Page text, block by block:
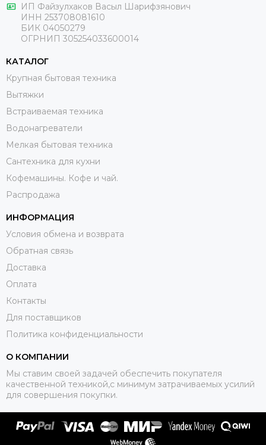
ИП Файзулхаков Васыл Шарифзянович
ИНН 253708081610
БИК 04050279
ОГРНИП 305254033600014
КАТАЛОГ
Крупная бытовая техника
Вытяжки
Встраиваемая техника
Водонагреватели
Мелкая бытовая техника
Сантехника для кухни
Кофемашины. Кофе и чай.
Распродажа
ИНФОРМАЦИЯ
Условия обмена и возврата
Обратная связь
Доставка
Оплата
Контакты
Для поставщиков
Политика конфиденциальности
О КОМПАНИИ
Мы ставим своей задачей обеспечить покупателя
качественной техникой,с минимум затрачиваемых усилий
для совершения покупки.